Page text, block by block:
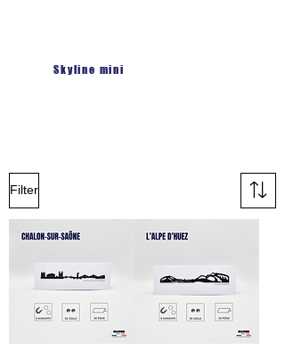
Skyline mini
Filter